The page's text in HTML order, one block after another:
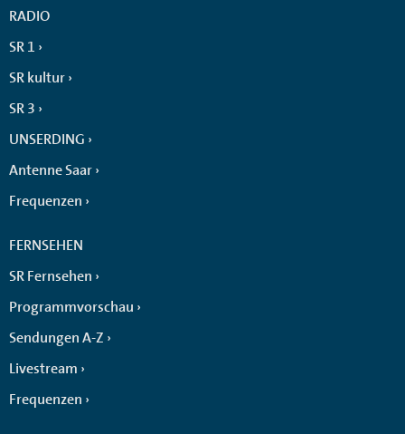
RADIO
SR 1
SR kultur
SR 3
UNSERDING
Antenne Saar
Frequenzen
FERNSEHEN
SR Fernsehen
Programmvorschau
Sendungen A-Z
Livestream
Frequenzen